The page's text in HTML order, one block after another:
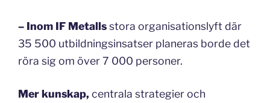
– Inom IF Metallsstora organisationslyft där
35 500 utbildningsinsatser planeras borde det
röra sig om över 7 000 personer.
Mer kunskap, centrala strategier och